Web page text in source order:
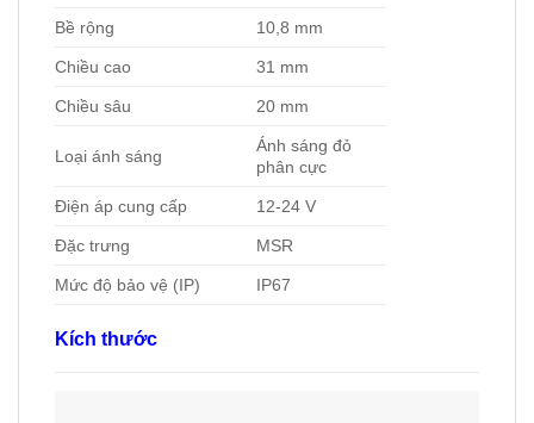
Bề rộng 10,8 mm
Chiều cao 31 mm
Chiều sâu 20 mm
Loại ánh sáng
Ánh sáng đỏ
phân cực
Điện áp cung cấp 12-24 V
Đặc trưng MSR
Mức độ bảo vệ (IP) IP67
Kích thước